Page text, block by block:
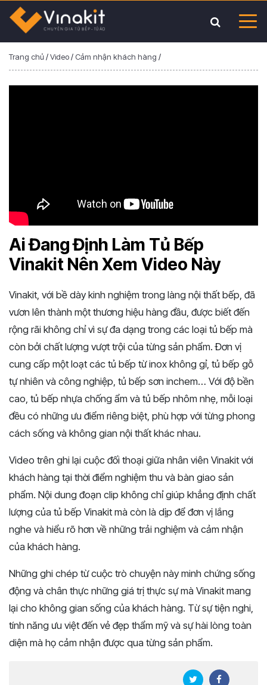
Trang chủ/Video/ Cảm nhận khách hàng /
Ai Đang Định Làm Tủ Bếp
Vinakit Nên Xem Video Này
Vinakit, với bề dày kinh nghiệm trong làng nội thất bếp, đã
vươn lên thành một thương hiệu hàng đầu, được biết đến
rộng rãi không chỉ vì sự đa dạng trong các loại tủ bếp mà
còn bởi chất lượng vượt trội của từng sản phẩm. Đơn vị
cung cấp một loạt các tủ bếp từ inox không gỉ, tủ bếp gỗ
tự nhiên và công nghiệp, tủ bếp sơn inchem… Với độ bền
cao, tủ bếp nhựa chống ẩm và tủ bếp nhôm nhẹ, mỗi loại
đều có những ưu điểm riêng biệt, phù hợp với từng phong
cách sống và không gian nội thất khác nhau.
Video trên ghi lại cuộc đối thoại giữa nhân viên Vinakit với
khách hàng tại thời điểm nghiệm thu và bàn giao sản
phẩm. Nội dung đoạn clip không chỉ giúp khẳng định chất
lượng của tủ bếp Vinakit mà còn là dịp để đơn vị lắng
nghe và hiểu rõ hơn về những trải nghiệm và cảm nhận
của khách hàng.
Những ghi chép từ cuộc trò chuyện này minh chứng sống
động và chân thực những giá trị thực sự mà Vinakit mang
lại cho không gian sống của khách hàng. Từ sự tiện nghi,
tính năng ưu việt đến vẻ đẹp thẩm mỹ và sự hài lòng toàn
diện mà họ cảm nhận được qua từng sản phẩm.